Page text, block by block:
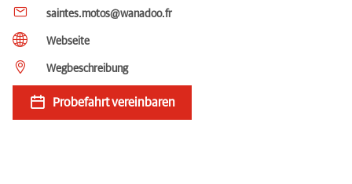
saintes.motos@wanadoo.fr
Webseite
Wegbeschreibung
Probefahrt vereinbaren